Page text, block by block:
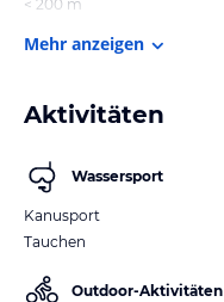
< 200 m
Mehr anzeigen
Aktivitäten
Wassersport
Kanusport
Tauchen
Outdoor-Aktivitäten